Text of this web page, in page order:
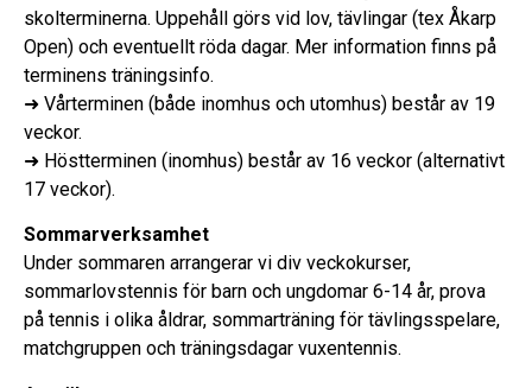
skolterminerna. Uppehåll görs vid lov, tävlingar (tex Åkarp
Open) och eventuellt röda dagar. Mer information finns på
terminens träningsinfo.
➜ Vårterminen (både inomhus och utomhus) består av 19
veckor.
➜ Höstterminen (inomhus) består av 16 veckor (alternativt
17 veckor).
Sommarverksamhet
Under sommaren arrangerar vi div veckokurser,
sommarlovstennis för barn och ungdomar 6-14 år, prova
på tennis i olika åldrar, sommarträning för tävlingsspelare,
matchgruppen och träningsdagar vuxentennis.